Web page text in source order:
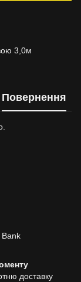
3,0м
Повернення
Bank
доставку